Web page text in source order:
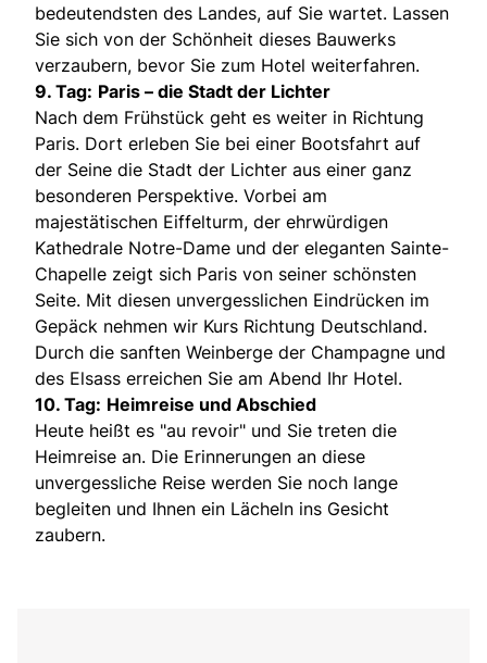
bedeutendsten des Landes, auf Sie wartet. Lassen
Sie sich von der Schönheit dieses Bauwerks
verzaubern, bevor Sie zum Hotel weiterfahren.
9. Tag: Paris – die Stadt der Lichter
Nach dem Frühstück geht es weiter in Richtung
Paris. Dort erleben Sie bei einer Bootsfahrt auf
der Seine die Stadt der Lichter aus einer ganz
besonderen Perspektive. Vorbei am
majestätischen Eiffelturm, der ehrwürdigen
Kathedrale Notre-Dame und der eleganten Sainte-
Chapelle zeigt sich Paris von seiner schönsten
Seite. Mit diesen unvergesslichen Eindrücken im
Gepäck nehmen wir Kurs Richtung Deutschland.
Durch die sanften Weinberge der Champagne und
des Elsass erreichen Sie am Abend Ihr Hotel.
10. Tag: Heimreise und Abschied
Heute heißt es "au revoir" und Sie treten die
Heimreise an. Die Erinnerungen an diese
unvergessliche Reise werden Sie noch lange
begleiten und Ihnen ein Lächeln ins Gesicht
zaubern.